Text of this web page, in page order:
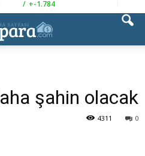
/ +-1.784
şahin olacak
0
4311